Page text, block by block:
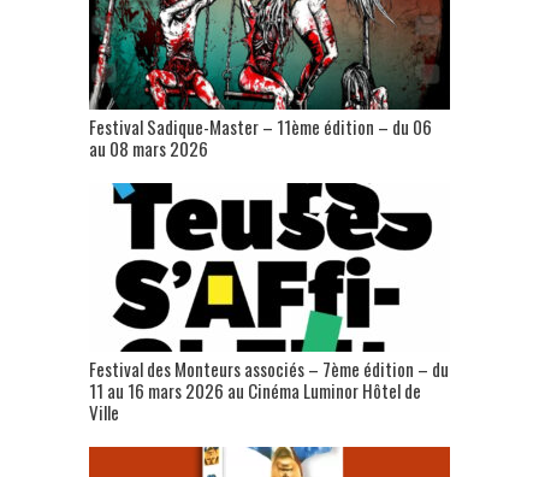
Festival Sadique-Master – 11ème édition – du 06
au 08 mars 2026
Festival des Monteurs associés – 7ème édition – du
11 au 16 mars 2026 au Cinéma Luminor Hôtel de
Ville